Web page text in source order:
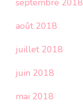
septembre 2018
août 2018
juillet 2018
juin 2018
mai 2018